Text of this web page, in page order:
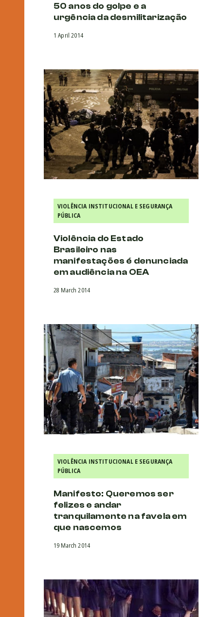
50 anos do golpe e a
urgência da desmilitarização
1 April 2014
VIOLÊNCIA INSTITUCIONAL E SEGURANÇA
PÚBLICA
Violência do Estado
Brasileiro nas
manifestações é denunciada
em audiência na OEA
28 March 2014
VIOLÊNCIA INSTITUCIONAL E SEGURANÇA
PÚBLICA
Manifesto: Queremos ser
felizes e andar
tranquilamente na favela em
que nascemos
19 March 2014